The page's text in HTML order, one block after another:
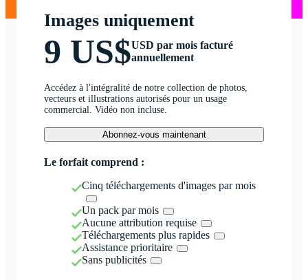
Images uniquement
9 US$USD par mois facturé
annuellement
Accédez à l'intégralité de notre collection de photos,
vecteurs et illustrations autorisés pour un usage
commercial. Vidéo non incluse.
Abonnez-vous maintenant
Le forfait comprend :
Cinq téléchargements d'images par mois
Un pack par mois
Aucune attribution requise
Téléchargements plus rapides
Assistance prioritaire
Sans publicités